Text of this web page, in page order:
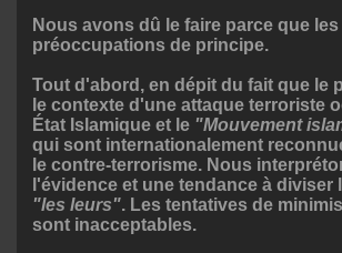
Nous avons dû le faire parce que
préoccupations de principe.
Tout d'abord, en dépit du fait que
le contexte d'une attaque terroriste
État Islamique et le "Mouvement
qui sont internationalement
le contre-terrorisme. Nous
l'évidence et une tendance à
"les leurs". Les tentatives de
sont inacceptables.